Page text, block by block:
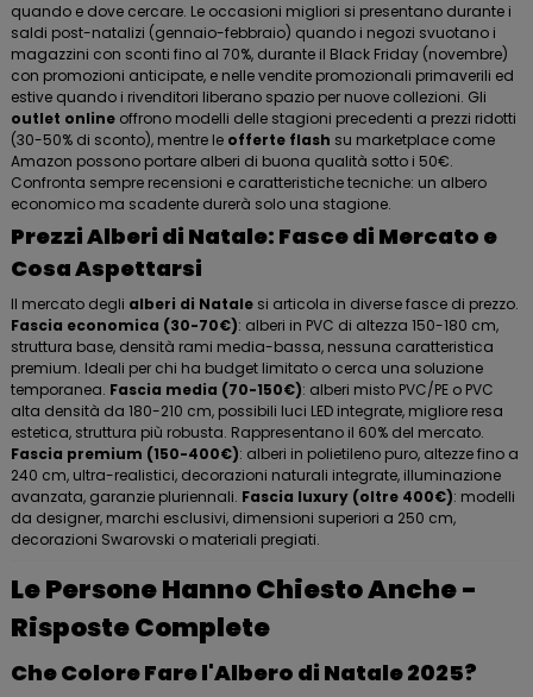
quando e dove cercare. Le occasioni migliori si presentano durante i
saldi post-natalizi (gennaio-febbraio) quando i negozi svuotano i
magazzini con sconti fino al 70%, durante il Black Friday (novembre)
con promozioni anticipate, e nelle vendite promozionali primaverili ed
estive quando i rivenditori liberano spazio per nuove collezioni. Gli
outlet online offrono modelli delle stagioni precedenti a prezzi ridotti
(30-50% di sconto), mentre le offerte flash su marketplace come
Amazon possono portare alberi di buona qualità sotto i 50€.
Confronta sempre recensioni e caratteristiche tecniche: un albero
economico ma scadente durerà solo una stagione.
Prezzi Alberi di Natale: Fasce di Mercato e
Cosa Aspettarsi
Il mercato degli alberi di Natale si articola in diverse fasce di prezzo.
Fascia economica (30-70€): alberi in PVC di altezza 150-180 cm,
struttura base, densità rami media-bassa, nessuna caratteristica
premium. Ideali per chi ha budget limitato o cerca una soluzione
temporanea. Fascia media (70-150€): alberi misto PVC/PE o PVC
alta densità da 180-210 cm, possibili luci LED integrate, migliore resa
estetica, struttura più robusta. Rappresentano il 60% del mercato.
Fascia premium (150-400€): alberi in polietileno puro, altezze fino a
240 cm, ultra-realistici, decorazioni naturali integrate, illuminazione
avanzata, garanzie pluriennali. Fascia luxury (oltre 400€): modelli
da designer, marchi esclusivi, dimensioni superiori a 250 cm,
decorazioni Swarovski o materiali pregiati.
Le Persone Hanno Chiesto Anche -
Risposte Complete
Che Colore Fare l'Albero di Natale 2025?